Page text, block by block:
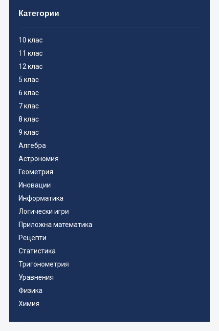
Категории
10 клас
11 клас
12 клас
5 клас
6 клас
7 клас
8 клас
9 клас
Алгебра
Астрономия
Геометрия
Иновации
Информатика
Логически игри
Приложна математика
Рецепти
Статистика
Тригонометрия
Уравнения
Физика
Химия